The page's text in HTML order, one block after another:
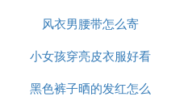
风衣男腰带怎么寄
小女孩穿亮皮衣服好看
吗
黑色裤子晒的发红怎么